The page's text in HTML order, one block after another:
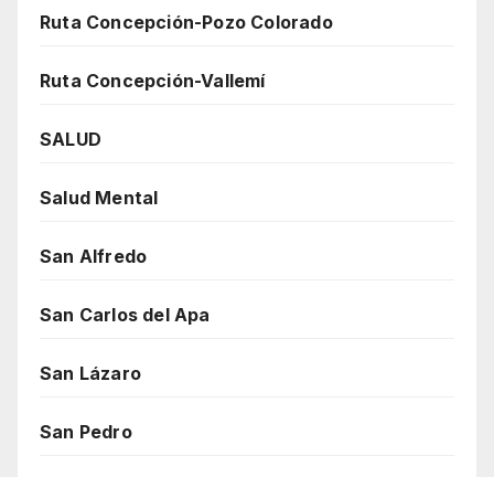
Ruta Concepción-Pozo Colorado
Ruta Concepción-Vallemí
SALUD
Salud Mental
San Alfredo
San Carlos del Apa
San Lázaro
San Pedro